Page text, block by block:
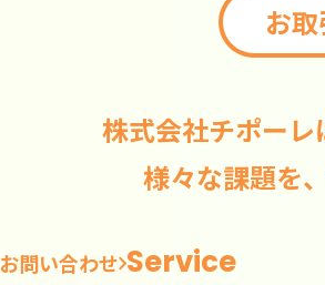
お
株式会社チポー
様々な課題を
お問い合わせ Service